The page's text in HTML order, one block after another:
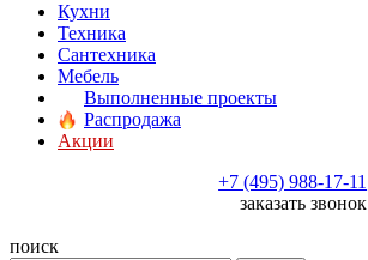
Кухни
Техника
Сантехника
Мебель
Выполненные проекты
Распродажа
Акции
+7 (495) 988-17-11
заказать звонок
поиск